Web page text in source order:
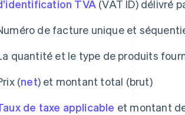
TVA (VAT ID) délivré
de facture unique et
quantité et le type de produits
(net) et montant total (brut)
de taxe applicable et montant